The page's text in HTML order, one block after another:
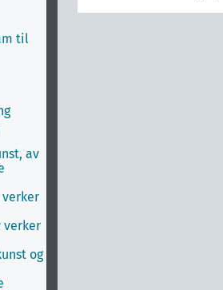
til
av
verker
og